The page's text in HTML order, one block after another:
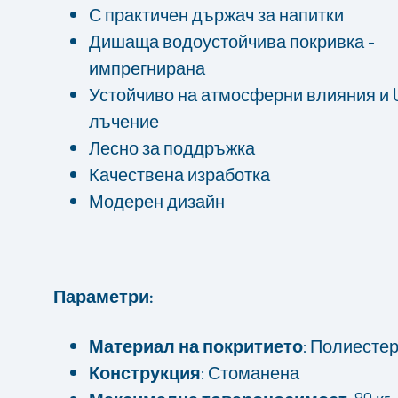
С практичен държач за напитки
Дишаща водоустойчива покривка -
импрегнирана
Устойчиво на атмосферни влияния и
лъчение
Лесно за поддръжка
Качествена изработка
Модерен дизайн
Параметри:
Материал на покритието:
Конструкция: Стоманена